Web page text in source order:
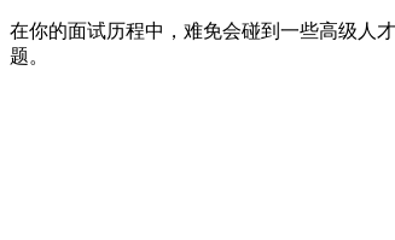
在你的面试历程中，难免会碰到一些高级人
题。